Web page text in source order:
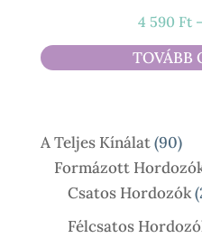
4 590 Ft
TOVÁBB
A Teljes Kínálat 9090
Formázott
Csatos Hordozók
Félcsatos